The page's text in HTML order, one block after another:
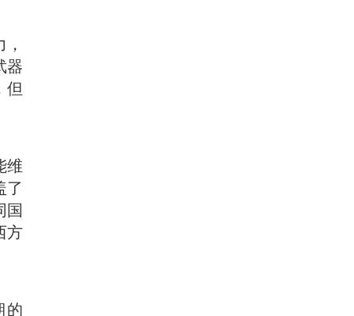
器
但
维
了
国
方
的